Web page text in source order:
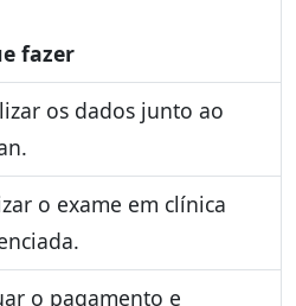
fazer
os dados junto ao
o exame em clínica
o pagamento e